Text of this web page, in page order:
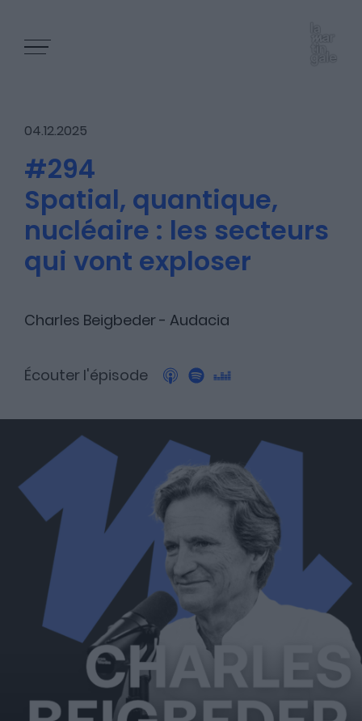
Les épisodes
Les articles
A propos
Fundora
Merci à notre partenaire !
Découvrez Fundora,
la plateforme qui démocratise l’investissement en private
equity et en dette privée.
04.12.2025
#294
Spatial, quantique,
nucléaire : les secteurs
qui vont exploser
Charles Beigbeder - Audacia
Écouter l'épisode